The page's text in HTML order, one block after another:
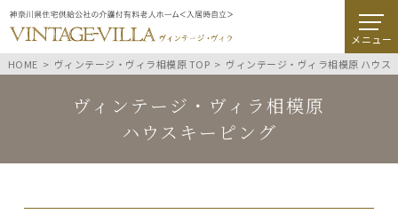
メニュー
HOME
ヴィンテージ・ヴィラ相模原 TOP ヴィンテージ・ヴィラ相模原 ハウス
ヴィンテージ・ヴィラ相模原
ハウスキーピング